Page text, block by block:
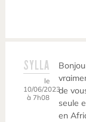
SYLLA
le
10/06/2023
à 7h08
de
seule
en